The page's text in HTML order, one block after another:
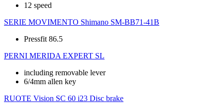
12 speed
SERIE MOVIMENTO Shimano SM-BB71-41B
Pressfit 86.5
PERNI MERIDA EXPERT SL
including removable lever
6/4mm allen key
RUOTE Vision SC 60 i23 Disc brake